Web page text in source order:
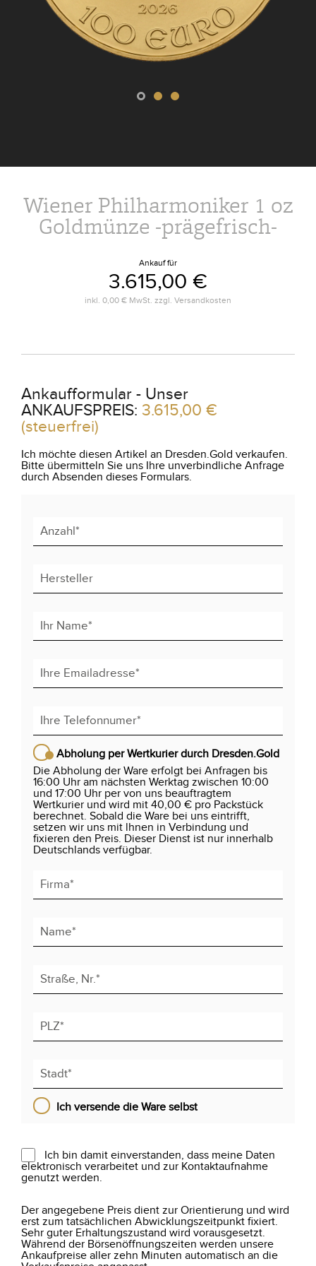
Wiener Philharmoniker 1 oz
Goldmünze -prägefrisch-
Ankauf für
3.615,00 €
inkl. 0,00 € MwSt. zzgl. Versandkosten
Ankaufformular - Unser
ANKAUFSPREIS: 3.615,00 €
(steuerfrei)
Ich möchte diesen Artikel an Dresden.Gold verkaufen.
Bitte übermitteln Sie uns Ihre unverbindliche Anfrage
durch Absenden dieses Formulars.
Abholung per Wertkurier durch Dresden.Gold
Die Abholung der Ware erfolgt bei Anfragen bis
16:00 Uhr am nächsten Werktag zwischen 10:00
und 17:00 Uhr per von uns beauftragtem
Wertkurier und wird mit 40,00 € pro Packstück
berechnet. Sobald die Ware bei uns eintrifft,
setzen wir uns mit lhnen in Verbindung und
fixieren den Preis. Dieser Dienst ist nur innerhalb
Deutschlands verfügbar.
Ich versende die Ware selbst
Ich bin damit einverstanden, dass meine Daten
elektronisch verarbeitet und zur Kontaktaufnahme
genutzt werden.
Der angegebene Preis dient zur Orientierung und wird
erst zum tatsächlichen Abwicklungszeitpunkt fixiert.
Sehr guter Erhaltungszustand wird vorausgesetzt.
Während der Börsenöffnungszeiten werden unsere
Ankaufpreise aller zehn Minuten automatisch an die